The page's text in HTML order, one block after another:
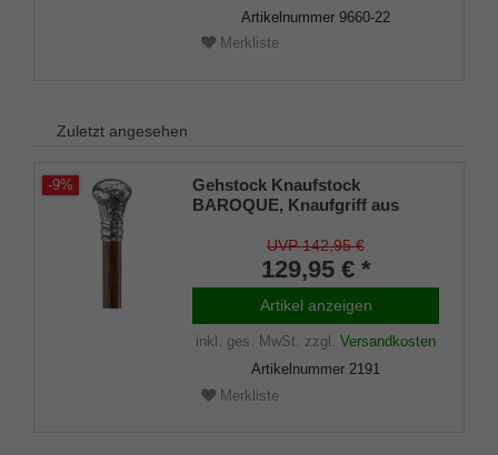
Artikelnummer 9660-22
Merkliste
Zuletzt angesehen
-9%
Gehstock Knaufstock
BAROQUE, Knaufgriff aus
barocken Zieselierungen und
Mustern, aufgesetzt auf einen
Stock aus Mongoy-Holz, inkl.
Gummipuffer
UVP 142,95 €
129,95 € *
Artikel anzeigen
inkl. ges. MwSt. zzgl. Versandkosten
Artikelnummer 2191
Merkliste